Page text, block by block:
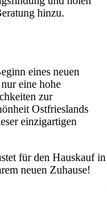
hinzu.
eines neuen
eine hohe
zur
Ostfrieslands
einzigartigen
für den Hauskauf in
neuen Zuhause!